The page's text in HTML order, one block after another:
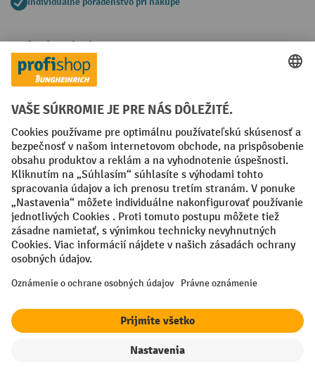
Spôsoby platby
Creditcard (Master)Creditcard (Visa)
Faktúra Predplatba
Sociálne siete
Facebook
YouTube
LinkedIn
Nastavenia ochrany osobných údajov
All prices excl. VAT plusshipping costsand possible delivery charges,
¹ Zľava platí do vypredania zásob. Zľava sa nevzťahuje na špeciálne